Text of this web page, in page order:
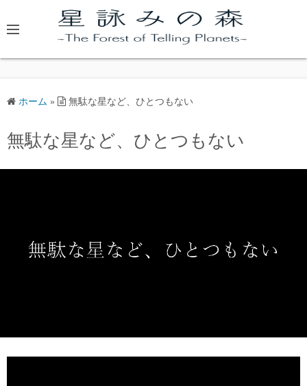
ン
ン
へ
キ
ッ
プ
ホーム » 無駄な星など、ひとつもない
無駄な星など、ひとつもない